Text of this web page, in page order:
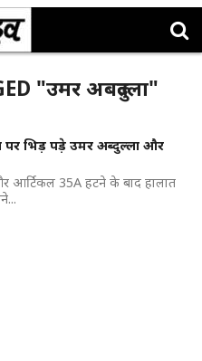
"उमर अबदुल्ला"
पर भिड़ पड़े उमर अब्दुल्ला और
आर्टिकल 35A हटने के बाद हालात